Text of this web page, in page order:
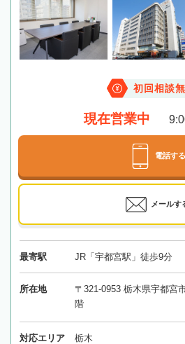
初回相談
現在営業中
電話する
メールす
最寄駅 JR「宇都宮駅」徒歩9分
所在地
〒321-0953 栃木県宇都
階
対応エリア 栃木